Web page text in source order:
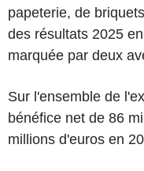
papeterie, de
des résultats 2025
marquée par deux
Sur l'ensemble de
bénéfice net de 86
millions d'euros en